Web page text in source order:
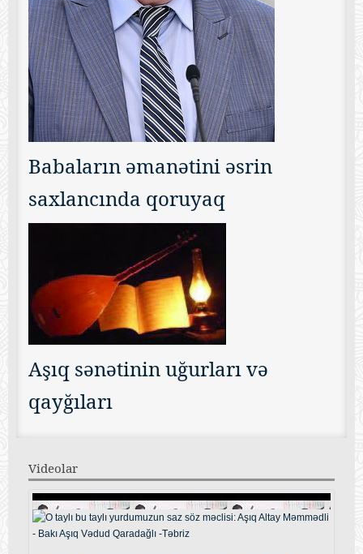
Babaların əmanətini əsrin
saxlancında qoruyaq
Aşıq sənətinin uğurları və
qayğıları
Videolar